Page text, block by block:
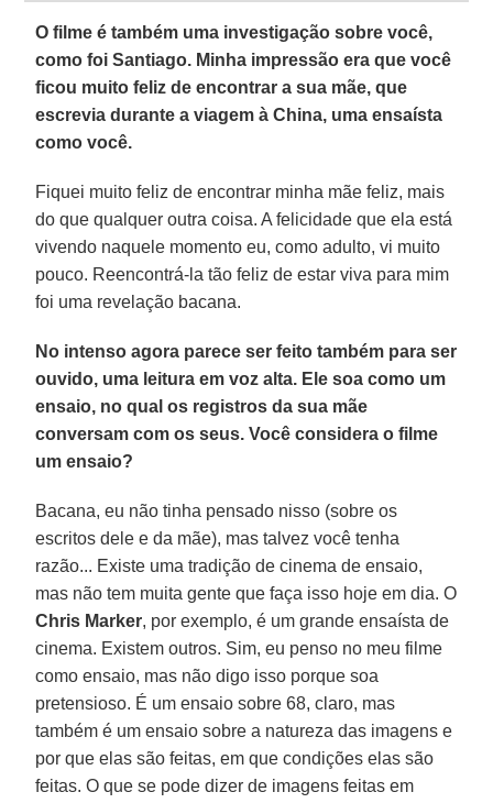
O filme é também uma investigação sobre você,
como foi Santiago. Minha impressão era que você
ficou muito feliz de encontrar a sua mãe, que
escrevia durante a viagem à China, uma ensaísta
como você.
Fiquei muito feliz de encontrar minha mãe feliz, mais
do que qualquer outra coisa. A felicidade que ela está
vivendo naquele momento eu, como adulto, vi muito
pouco. Reencontrá-la tão feliz de estar viva para mim
foi uma revelação bacana.
No intenso agora parece ser feito também para ser
ouvido, uma leitura em voz alta. Ele soa como um
ensaio, no qual os registros da sua mãe
conversam com os seus. Você considera o filme
um ensaio?
Bacana, eu não tinha pensado nisso (sobre os
escritos dele e da mãe), mas talvez você tenha
razão... Existe uma tradição de cinema de ensaio,
mas não tem muita gente que faça isso hoje em dia. O
Chris Marker, por exemplo, é um grande ensaísta de
cinema. Existem outros. Sim, eu penso no meu filme
como ensaio, mas não digo isso porque soa
pretensioso. É um ensaio sobre 68, claro, mas
também é um ensaio sobre a natureza das imagens e
por que elas são feitas, em que condições elas são
feitas. O que se pode dizer de imagens feitas em